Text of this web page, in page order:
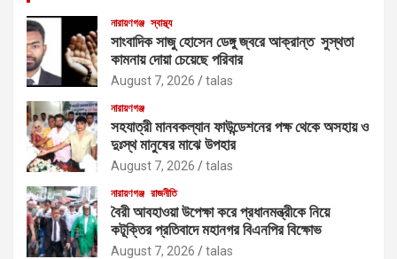
নারায়ণগঞ্জ স্বাস্থ্য
সাংবাদিক সাজু হোসেন ডেঙ্গু জ্বরে আক্রান্ত সুস্থতা
কামনায় দোয়া চেয়েছে পরিবার
August 7, 2026 talas
নারায়ণগঞ্জ
সহযাত্রী মানবকল্যান ফাউন্ডেশনের পক্ষ থেকে অসহায় ও
দুঃস্থ মানুষের মাঝে উপহার
August 7, 2026 talas
নারায়ণগঞ্জ রাজনীতি
বৈরী আবহাওয়া উপেক্ষা করে প্রধানমন্ত্রীকে নিয়ে
কটূক্তির প্রতিবাদে মহানগর বিএনপির বিক্ষোভ
August 7, 2026 talas